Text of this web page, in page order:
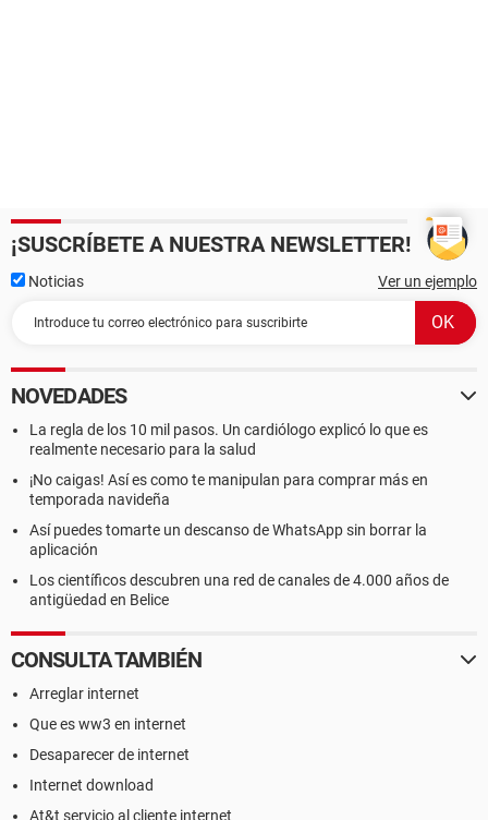
¡SUSCRÍBETE A NUESTRA NEWSLETTER!
Noticias Ver un ejemplo
NOVEDADES
La regla de los 10 mil pasos. Un cardiólogo explicó lo que es
realmente necesario para la salud
¡No caigas! Así es como te manipulan para comprar más en
temporada navideña
Así puedes tomarte un descanso de WhatsApp sin borrar la
aplicación
Los científicos descubren una red de canales de 4.000 años de
antigüedad en Belice
CONSULTA TAMBIÉN
Arreglar internet
Que es ww3 en internet
Desaparecer de internet
Internet download
At&t servicio al cliente internet